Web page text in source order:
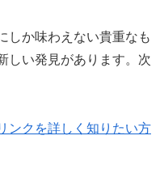
しか味わえない貴重なも
しい発見があります。次
ンクを詳しく知りたい方